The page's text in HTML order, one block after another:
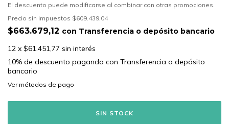
El descuento puede modificarse al combinar con otras promociones.
Precio sin impuestos $609.439,04
$663.679,12 con Transferencia o depósito bancario
12 x $61.451,77 sin interés
10% de descuento pagando con Transferencia o depósito
bancario
Ver más detalles